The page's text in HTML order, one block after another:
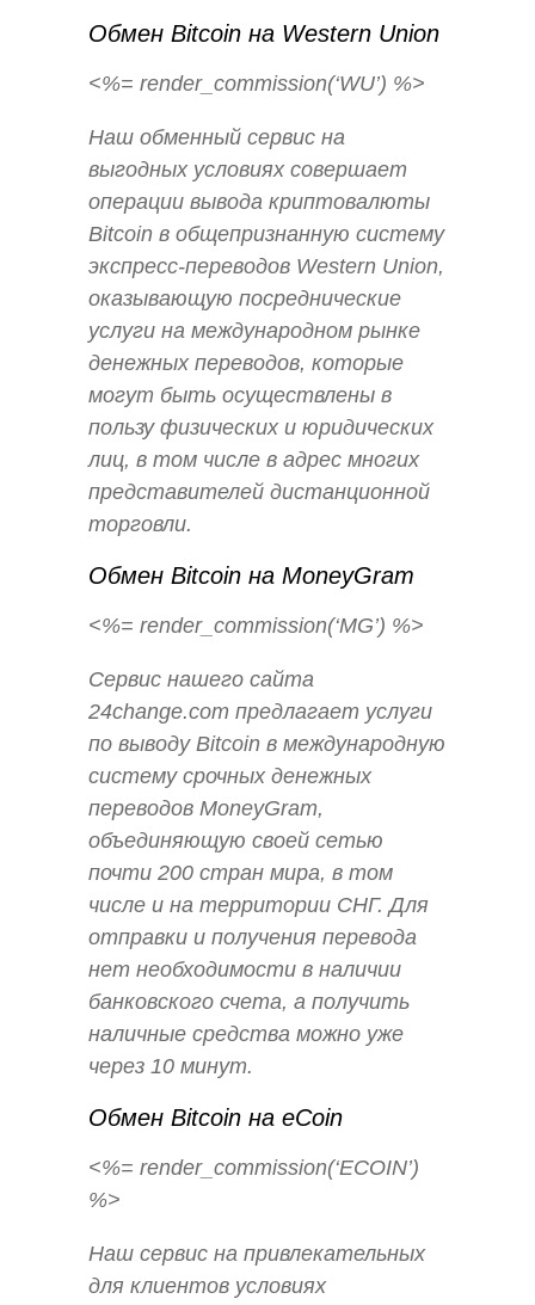
Обмен Bitcoin на Western Union
<%= render_commission(‘WU’) %>
Наш обменный сервис на
выгодных условиях совершает
операции вывода криптовалюты
Bitcoin в общепризнанную систему
экспресс-переводов Western Union,
оказывающую посреднические
услуги на международном рынке
денежных переводов, которые
могут быть осуществлены в
пользу физических и юридических
лиц, в том числе в адрес многих
представителей дистанционной
торговли.
Обмен Bitcoin на MoneyGram
<%= render_commission(‘MG’) %>
Сервис нашего сайта
24change.com предлагает услуги
по выводу Bitcoin в международную
систему срочных денежных
переводов MoneyGram,
объединяющую своей сетью
почти 200 стран мира, в том
числе и на территории СНГ. Для
отправки и получения перевода
нет необходимости в наличии
банковского счета, а получить
наличные средства можно уже
через 10 минут.
Обмен Bitcoin на eCoin
<%= render_commission(‘ECOIN’)
%>
Наш сервис на привлекательных
для клиентов условиях